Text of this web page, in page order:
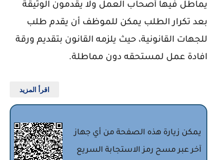
يماطل فيها أصحاب العمل ولا يقدمون الوثيقة
بعد تكرار الطلب يمكن للموظف أن يقدم طلب
للجهات القانونية، حيث يلزمه القانون بتقديم ورقة
افادة عمل لمستحقه دون مماطلة.
اقرأ المزيد
يمكن زيارة هذه الصفحة من أي جهاز
آخر عبر مسح رمز الاستجابة السريع